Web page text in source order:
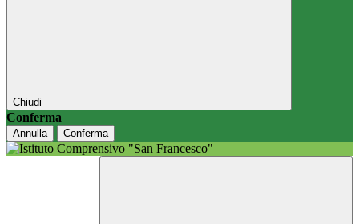
Chiudi
Conferma
Annulla Conferma